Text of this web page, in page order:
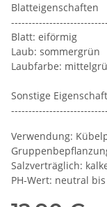
Blatteigenschaften
Blatt: eiförmig
Laub: sommergrün
Laubfarbe:
Sonstige
Verwendung:
Salzverträglich:
PH-Wert: neutral